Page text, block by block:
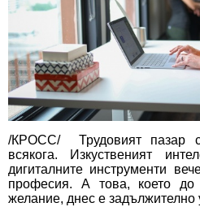
/КРОСС/ Трудовият пазар
всякога. Изкуственият
дигиталните инструменти
професия. А това, което
желание, днес е задължително